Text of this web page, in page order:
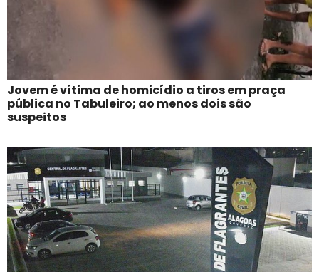
Jovem é vítima de homicídio a tiros em praça
pública no Tabuleiro; ao menos dois são
suspeitos